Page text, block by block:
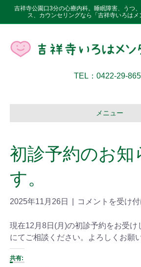
吉祥寺公園口3分の心療内科。睡眠障害、うつ
ス、カウンセリングなら「吉祥寺いろはメ
TEL：0422-29-
メニュー
初診予約のお知
す。
2025年11月26日 コメントを受け
現在12月8日(月)の初診予約をお受け
にてご相談ください。よろしくお願
共有: